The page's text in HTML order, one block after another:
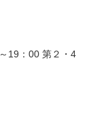
19：00 第２・4